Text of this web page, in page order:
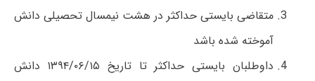
متقاضی بایستی حداکثر در هشت نیمسال تحصیلی دانش
آموخته شده باشد
داوطلبان بایستی حداکثر تا تاریخ ۱۳۹۴/۰۶/۱۵ دانش